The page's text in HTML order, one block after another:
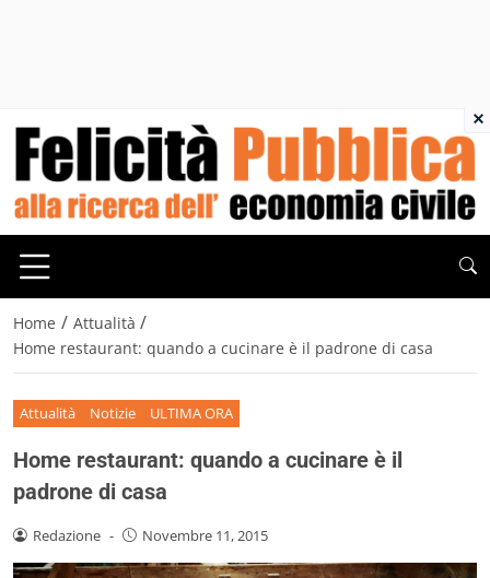
Home / Attualità /
Home restaurant: quando a cucinare è il padrone di casa
Attualità Notizie ULTIMA ORA
Home restaurant: quando a cucinare è il
padrone di casa
Redazione - Novembre 11, 2015
×